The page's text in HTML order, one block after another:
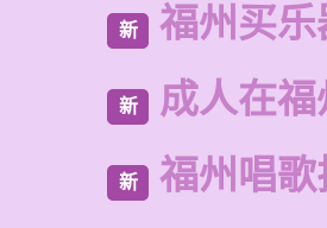
新 福州买
新 成人在
新 福州唱